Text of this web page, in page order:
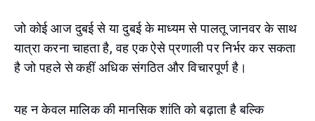
जो कोई आज दुबई से या दुबई के माध्यम से पालतू जानवर के साथ
यात्रा करना चाहता है, वह एक ऐसे प्रणाली पर निर्भर कर सकता
है जो पहले से कहीं अधिक संगठित और विचारपूर्ण है।
यह न केवल मालिक की मानसिक शांति को बढ़ाता है बल्कि